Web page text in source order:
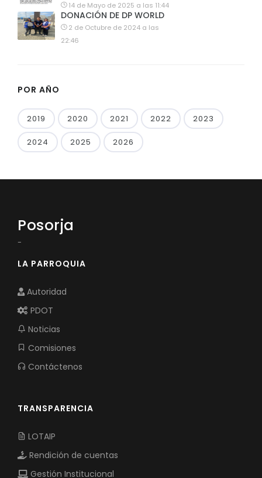
14 de Mayo de 2025 a las 11:44
DONACIÓN DE DP WORLD
2 de Octubre de 2024 a las
22:46
POR AÑO
2019 2020 2021 2022 2023
2024 2025 2026
Posorja
-
LA PARROQUIA
Autoridad
PDOT
Noticias
Comisiones
Contáctenos
TRANSPARENCIA
LOTAIP
Rendición de cuentas
Gestión Institucional